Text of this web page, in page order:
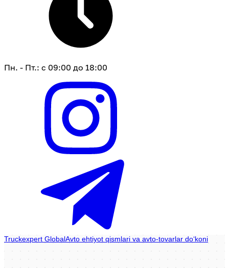
Пн. - Пт.: с 09:00 до 18:00